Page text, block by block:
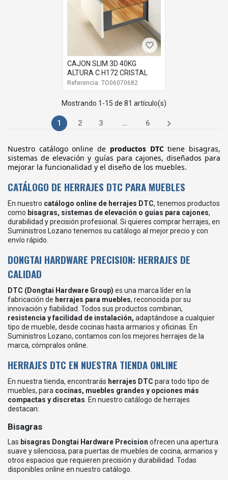
favorite_border
CAJON SLIM 3D 40KG
ALTURA C H172 CRISTAL
Referencia: TO06070682
Mostrando 1-15 de 81 artículo(s)
1 2 3 … 6 
Nuestro catálogo online de productos DTCtiene bisagras,
sistemas de elevación y guías para cajones, diseñados para
mejorar la funcionalidad y el diseño de los muebles.
CATÁLOGO DE HERRAJES DTC PARA MUEBLES
En nuestro catálogo online de herrajes DTC, tenemos productos
como bisagras, sistemas de elevación o guías para cajones,
durabilidad y precisión profesional. Si quieres comprar herrajes, en
Suministros Lozano tenemos su catálogo al mejor precio y con
envío rápido.
DONGTAI HARDWARE PRECISION: HERRAJES DE
CALIDAD
DTC (Dongtai Hardware Group) es una marca líder en la
fabricación de herrajes para muebles, reconocida por su
innovación y fiabilidad. Todos sus productos combinan,
resistencia y facilidad de instalación, adaptándose a cualquier
tipo de mueble, desde cocinas hasta armarios y oficinas. En
Suministros Lozano, contamos con los mejores herrajes de la
marca, cómpralos online.
HERRAJES DTC EN NUESTRA TIENDA ONLINE
En nuestra tienda, encontrarás herrajes DTC para todo tipo de
muebles, para cocinas, muebles grandes y opciones más
compactas y discretas . En nuestro catálogo de herrajes
destacan:
Bisagras
Las bisagras Dongtai Hardware Precision ofrecen una apertura
suave y silenciosa, para puertas de muebles de cocina, armarios y
otros espacios que requieren precisión y durabilidad. Todas
disponibles online en nuestro catálogo.